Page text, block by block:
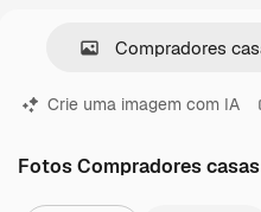
Crie uma imagem com IA
Fotos Compradores casas